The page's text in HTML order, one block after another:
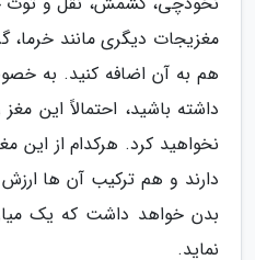
مغزیجات دیگری مانند خرما،
هم به آن اضافه کنید. به
داشته باشید، احتمالاً این
نخواهید کرد. هرکدام از
دارند و هم ترکیب آن ها
بدن خواهد داشت که یک
نماید.